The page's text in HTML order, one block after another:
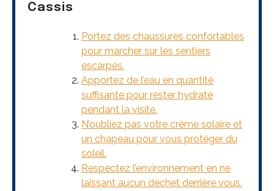
Cassis
Portez des chaussures confortables
pour marcher sur les sentiers
escarpés.
Apportez de l’eau en quantité
suffisante pour rester hydraté
pendant la visite.
N’oubliez pas votre crème solaire et
un chapeau pour vous protéger du
soleil.
Respectez l’environnement en ne
laissant aucun déchet derrière vous.